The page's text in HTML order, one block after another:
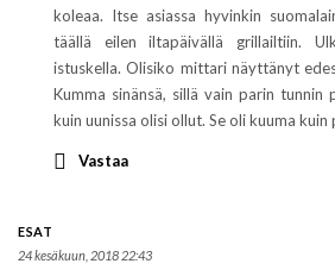
koleaa. Itse asiassa hyvinkin
täällä eilen iltapäivällä grillailtiin.
istuskella. Olisiko mittari näyttänyt
Kumma sinänsä, sillä vain parin tunnin
kuin uunissa olisi ollut. Se oli kuuma kuin
Vastaa
ESAT
24 kesäkuun, 2018 22:43